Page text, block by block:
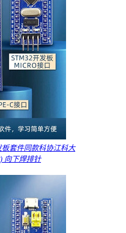
板套件同款科协江科大
向下焊排针